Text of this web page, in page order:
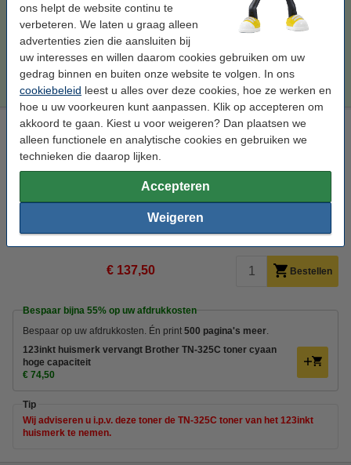
ons helpt de website continu te
verbeteren. We laten u graag alleen
advertenties zien die aansluiten bij
uw interesses en willen daarom cookies gebruiken om uw
gedrag binnen en buiten onze website te volgen. In ons
cookiebeleid leest u alles over deze cookies, hoe ze werken en
hoe u uw voorkeuren kunt aanpassen. Klik op accepteren om
akkoord te gaan. Kiest u voor weigeren? Dan plaatsen we
alleen functionele en analytische cookies en gebruiken we
technieken die daarop lijken.
Accepteren
Weigeren
€ 39,50 Bestellen
Wij adviseren u deze toner (het 123inkt huismerk) te nemen i.p.v. de
Brother-uitvoering.
Brother TN-325C toner cyaan hoge capaciteit (origineel)
toner ± 3.500 pagina's
Morgen in huis
Per pagina € 0,039
€ 137,50 Bestellen
Bespaar bijna 55% op uw afdrukkosten
Bespaar op uw afdrukkosten. Én print 500 pagina's meer
123inkt huismerk vervangt Brother TN-325C toner cyaan
hoge capaciteit
€ 74,50
Tip
Wij adviseren u i.p.v. deze toner de TN-325C toner van het 123inkt
huismerk te nemen.